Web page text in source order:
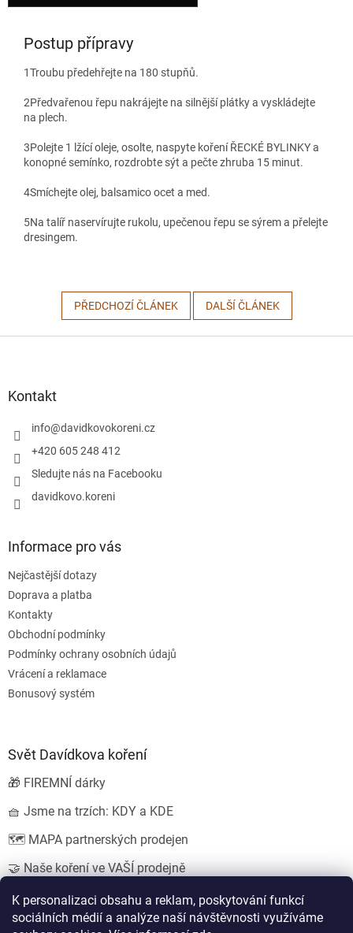
K personalizaci obsahu a reklam, poskytování funkcí
sociálních médií a analýze naší návštěvnosti využíváme
Postup přípravy
1Troubu předehřejte na 180 stupňů.
2Předvařenou řepu nakrájejte na silnější plátky a vyskládejte
na plech.
3Polejte 1 lžící oleje, osolte, naspyte koření ŘECKÉ BYLINKY a
konopné semínko, rozdrobte sýt a pečte zhruba 15 minut.
4Smíchejte olej, balsamico ocet a med.
5Na talíř naservírujte rukolu, upečenou řepu se sýrem a přelejte
dresingem.
PŘEDCHOZÍ ČLÁNEK DALŠÍ ČLÁNEK
Kontakt
info@davidkovokoreni.cz
+420 605 248 412
Sledujte nás na Facebooku
davidkovo.koreni
Informace pro vás
Nejčastější dotazy
Doprava a platba
Kontakty
Obchodní podmínky
Podmínky ochrany osobních údajů
Vrácení a reklamace
Bonusový systém
Svět Davídkova koření
🎁 FIREMNÍ dárky
🧺 Jsme na trzích: KDY a KDE
🗺️ MAPA partnerských prodejen
🤝 Naše koření ve VAŠÍ prodejně
💍 SVATEBNÍ dárky